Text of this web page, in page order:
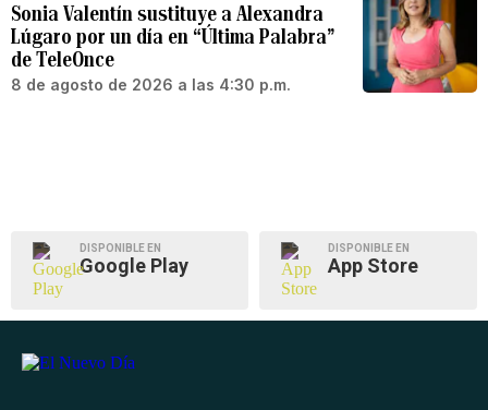
Sonia Valentín sustituye a Alexandra
Lúgaro por un día en “Última Palabra”
de TeleOnce
8 de agosto de 2026 a las 4:30 p.m.
DISPONIBLE EN
Google Play
DISPONIBLE EN
App Store